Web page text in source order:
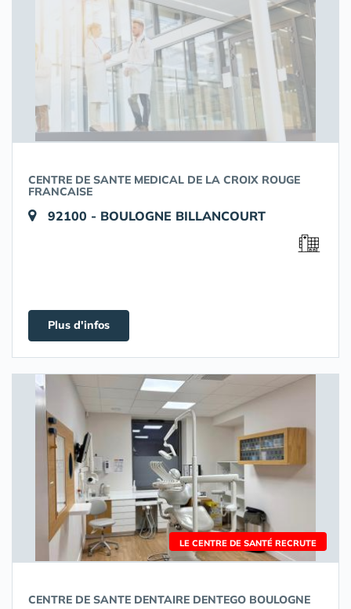
CENTRE DE SANTE MEDICAL DE LA CROIX ROUGE
FRANCAISE
92100 - BOULOGNE BILLANCOURT
Plus d'infos
LE CENTRE DE SANTÉ RECRUTE
CENTRE DE SANTE DENTAIRE DENTEGO BOULOGNE